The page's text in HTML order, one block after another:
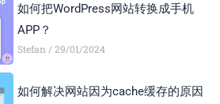
如何把WordPress网站转换成手机
APP？
Stefan 29/01/2024
如何解决网站因为cache缓存的原因